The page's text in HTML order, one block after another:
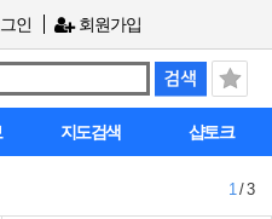
인 회원가입
지도검색 샵토크
1/ 3